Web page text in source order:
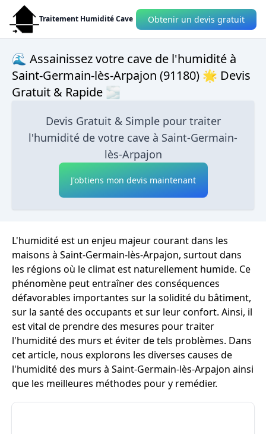
Traitement Humidité Cave Obtenir un devis gratuit
🌊 Assainissez votre cave de l'humidité à
Saint-Germain-lès-Arpajon (91180) 🌟 Devis
Gratuit & Rapide 🌫
Devis Gratuit & Simple pour traiter
l'humidité de votre cave à Saint-Germain-
lès-Arpajon
J'obtiens mon devis maintenant
L'humidité est un enjeu majeur courant dans les
maisons à Saint-Germain-lès-Arpajon, surtout dans
les régions où le climat est naturellement humide. Ce
phénomène peut entraîner des conséquences
défavorables importantes sur la solidité du bâtiment,
sur la santé des occupants et sur leur confort. Ainsi, il
est vital de prendre des mesures pour traiter
l'humidité des murs et éviter de tels problèmes. Dans
cet article, nous explorons les diverses causes de
l'humidité des murs à Saint-Germain-lès-Arpajon ainsi
que les meilleures méthodes pour y remédier.